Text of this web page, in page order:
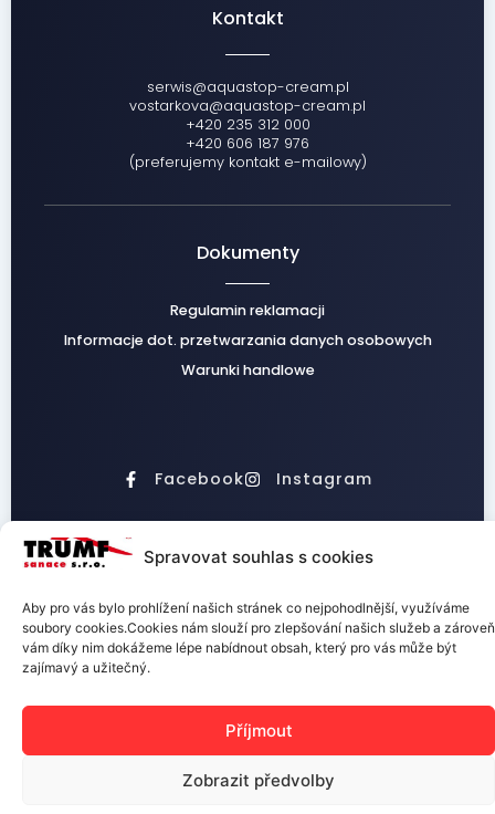
Spravovat souhlas s cookies
Aby pro vás bylo prohlížení našich stránek co nejpohodlnější, využíváme
soubory cookies.Cookies nám slouží pro zlepšování našich služeb a zároveň
vám díky nim dokážeme lépe nabídnout obsah, který pro vás může být
zajímavý a užitečný.
Příjmout
Zobrazit předvolby
Kontakt
serwis@aquastop-cream.pl
vostarkova@aquastop-cream.pl
+420 235 312 000
+420 606 187 976
(preferujemy kontakt e-mailowy)
Dokumenty
Regulamin reklamacji
Informacje dot. przetwarzania danych osobowych
Warunki handlowe
Facebook Instagram
TRUMF sanace s.r.o.